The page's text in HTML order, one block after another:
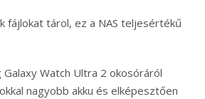
fájlokat tárol, ez a NAS teljesértékű
Galaxy Watch Ultra 2 okosóráról
nagyobb akku és elképesztően